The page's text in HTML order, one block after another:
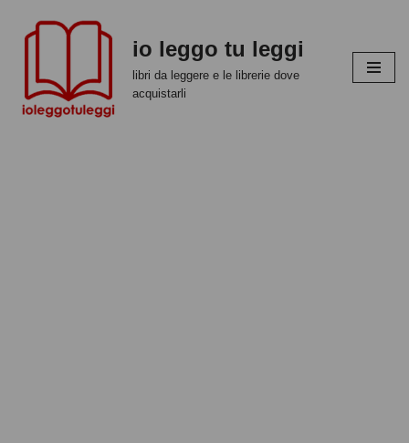
contenuto
io leggo tu leggi
libri da leggere e le librerie dove
acquistarli